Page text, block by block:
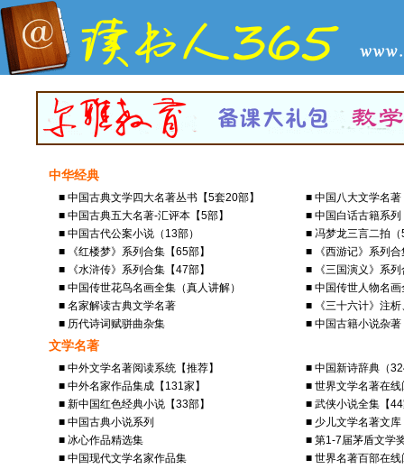
中华经典
■ 中国古典文学四大名著丛书【5套20部】
■ 中国八大文学名
■ 中国古典五大名著-汇评本【5部】
■ 中国白话古籍系
■ 中国古代公案小说（13部）
■ 冯梦龙三言二拍（
■ 《红楼梦》系列合集【65部】
■ 《西游记》系列
■ 《水浒传》系列合集【47部】
■ 《三国演义》系
■ 中国传世花鸟名画全集（真人讲解）
■ 中国传世人物名
■ 名家解读古典文学名著
■ 《三十六计》注析
■ 历代诗词赋骈曲杂集
■ 中国古籍小说杂
文学名著
■ 中外文学名著阅读系统【推荐】
■ 中国新诗辞典（
■ 中外名家作品集成【131家】
■ 世界文学名著在线
■ 新中国红色经典小说【33部】
■ 武侠小说全集【
■ 中国古典小说系列
■ 少儿文学名著文库
■ 冰心作品精选集
■ 第1-7届茅盾文学
■ 中国现代文学名家作品集
■ 世界名著百部在线